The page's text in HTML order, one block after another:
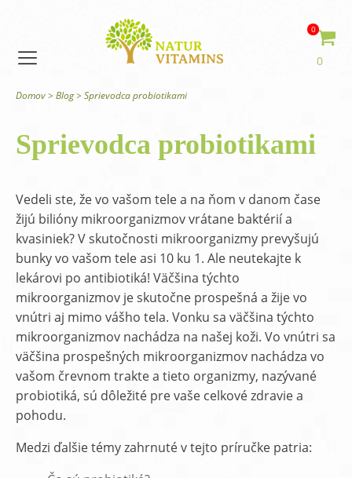
0
0
Domov> Blog> Sprievodca probiotikami
Sprievodca probiotikami
Vedeli ste, že vo vašom tele a na ňom v danom čase
žijú bilióny mikroorganizmov vrátane baktérií a
kvasiniek? V skutočnosti mikroorganizmy prevyšujú
bunky vo vašom tele asi 10 ku 1. Ale neutekajte k
lekárovi po antibiotiká! Väčšina týchto
mikroorganizmov je skutočne prospešná a žije vo
vnútri aj mimo vášho tela. Vonku sa väčšina týchto
mikroorganizmov nachádza na našej koži. Vo vnútri sa
väčšina prospešných mikroorganizmov nachádza vo
vašom črevnom trakte a tieto organizmy, nazývané
probiotiká, sú dôležité pre vaše celkové zdravie a
pohodu.
Medzi ďalšie témy zahrnuté v tejto príručke patria: